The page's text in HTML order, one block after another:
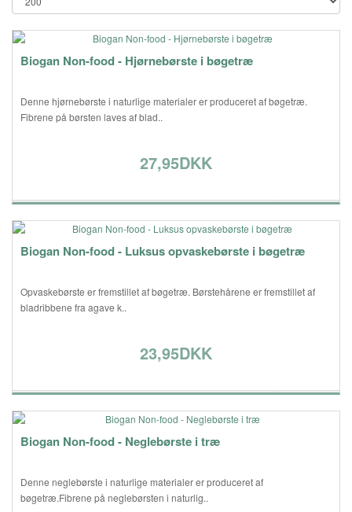
Biogan Non-food - Hjørnebørste i bøgetræ
Denne hjørnebørste i naturlige materialer er produceret af bøgetræ.
Fibrene på børsten laves af blad..
27,95DKK
Biogan Non-food - Luksus opvaskebørste i bøgetræ
Opvaskebørste er fremstillet af bøgetræ. Børstehårene er fremstillet af
bladribbene fra agave k..
23,95DKK
Biogan Non-food - Neglebørste i træ
Denne neglebørste i naturlige materialer er produceret af
bøgetræ.Fibrene på neglebørsten i naturlig..